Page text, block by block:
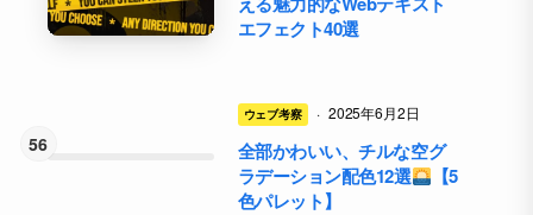
エフェクト40選
ウェブ考察 · 2025年6月2日
全部かわいい、チルな空グ
ラデーション配色12選
【5
色パレット】